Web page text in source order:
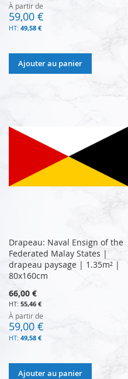
À partir de
59,00 €
49,58 €
Ajouter au panier
Drapeau: Naval Ensign of the
Federated Malay States |
drapeau paysage | 1.35m² |
80x160cm
66,00 €
55,46 €
À partir de
59,00 €
49,58 €
Ajouter au panier